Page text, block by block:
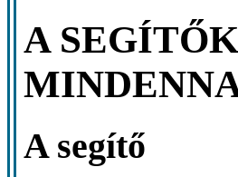
A
A segítő